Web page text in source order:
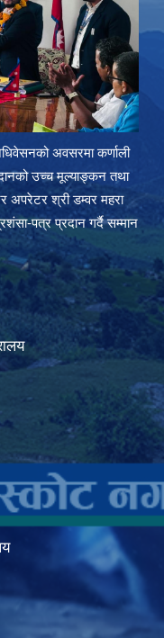
अवसरमा कर्णाली
उच्च मूल्याङ्कन तथा
अपरेटर श्री डम्वर महरा
पत्र प्रदान गर्दै सम्मान